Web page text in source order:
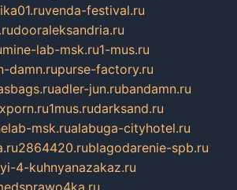
venda-festival.ru
dooraleksandria.ru
mine-lab-msk.ru1-mus.ru
damn.rupurse-factory.ru
adler-jun.rubandamn.ru
1mus.rudarksand.ru
msk.rualabuga-cityhotel.ru
2864420.rublagodarenie-spb.ru
4-kuhnyanazakaz.ru